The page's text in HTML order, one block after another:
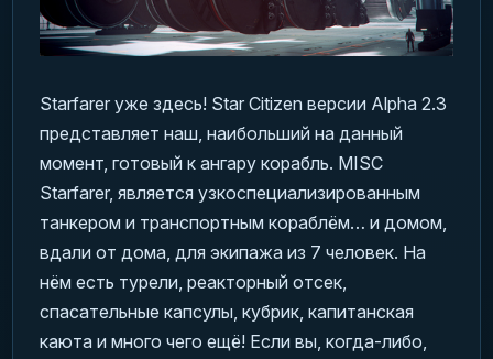
Starfarer уже здесь! Star Citizen версии Alpha 2.3
представляет наш, наибольший на данный
момент, готовый к ангару корабль. MISC
Starfarer, является узкоспециализированным
танкером и транспортным кораблём… и домом,
вдали от дома, для экипажа из 7 человек. На
нём есть турели, реакторный отсек,
спасательные капсулы, кубрик, капитанская
каюта и много чего ещё! Если вы, когда-либо,